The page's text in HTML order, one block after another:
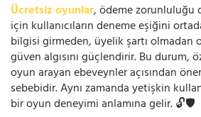
Ücretsiz oyunlar, ödeme zorunluluğu
için kullanıcıların deneme eşiğini
bilgisi girmeden, üyelik şartı olmadan
güven algısını güçlendirir. Bu durum,
oyun arayan ebeveynler açısından
sebebidir. Aynı zamanda yetişkin
bir oyun deneyimi anlamına gelir. 🔓🛡️